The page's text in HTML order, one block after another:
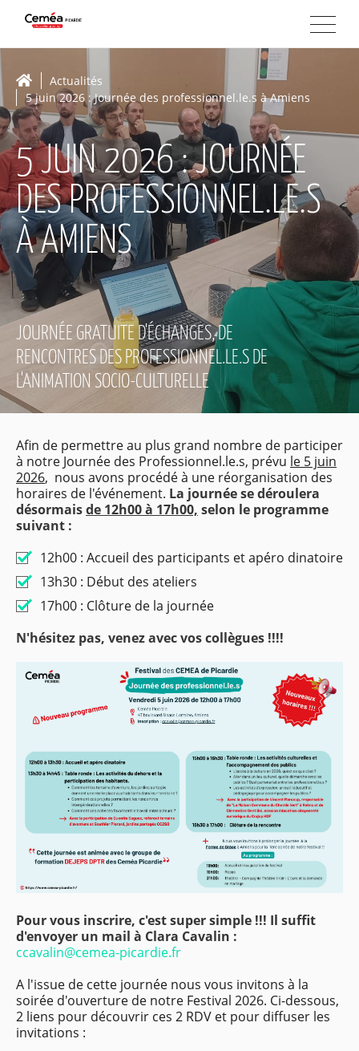
Actualités
5 juin 2026 : Journée des professionnel.le.s à Amiens
5 JUIN 2026 : JOURNÉE
DES PROFESSIONNEL.LE.S
À AMIENS
JOURNÉE GRATUITE D'ÉCHANGES, DE
RENCONTRES DES PROFESSIONNEL.LE.S DE
L'ANIMATION SOCIO-CULTURELLE
Afin de permettre au plus grand nombre de participer
à notre Journée des Professionnel.le.s, prévu le 5 juin
2026, nous avons procédé à une réorganisation des
horaires de l'événement. La journée se déroulera
désormaisde 12h00 à 17h00, selon le programme
suivant :
12h00 : Accueil des participants et apéro dinatoire
13h30 : Début des ateliers
17h00 : Clôture de la journée
N'hésitez pas, venez avec vos collègues !!!!
Pour vous inscrire, c'est super simple !!! Il suffit
d'envoyer un mail à Clara Cavalin :
ccavalin@cemea-picardie.fr
A l'issue de cette journée nous vous invitons à la
soirée d'ouverture de notre Festival 2026. Ci-dessous,
2 liens pour découvrir ces 2 RDV et pour diffuser les
invitations :